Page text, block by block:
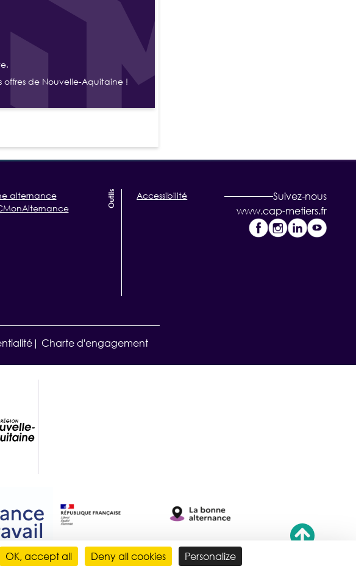
de Nouvelle-Aquitaine !
alternance
Outils Accessibilité
Suivez-nous
www.cap-metiers.fr
Charte d'engagement
OK, accept all Deny all cookies Personalize